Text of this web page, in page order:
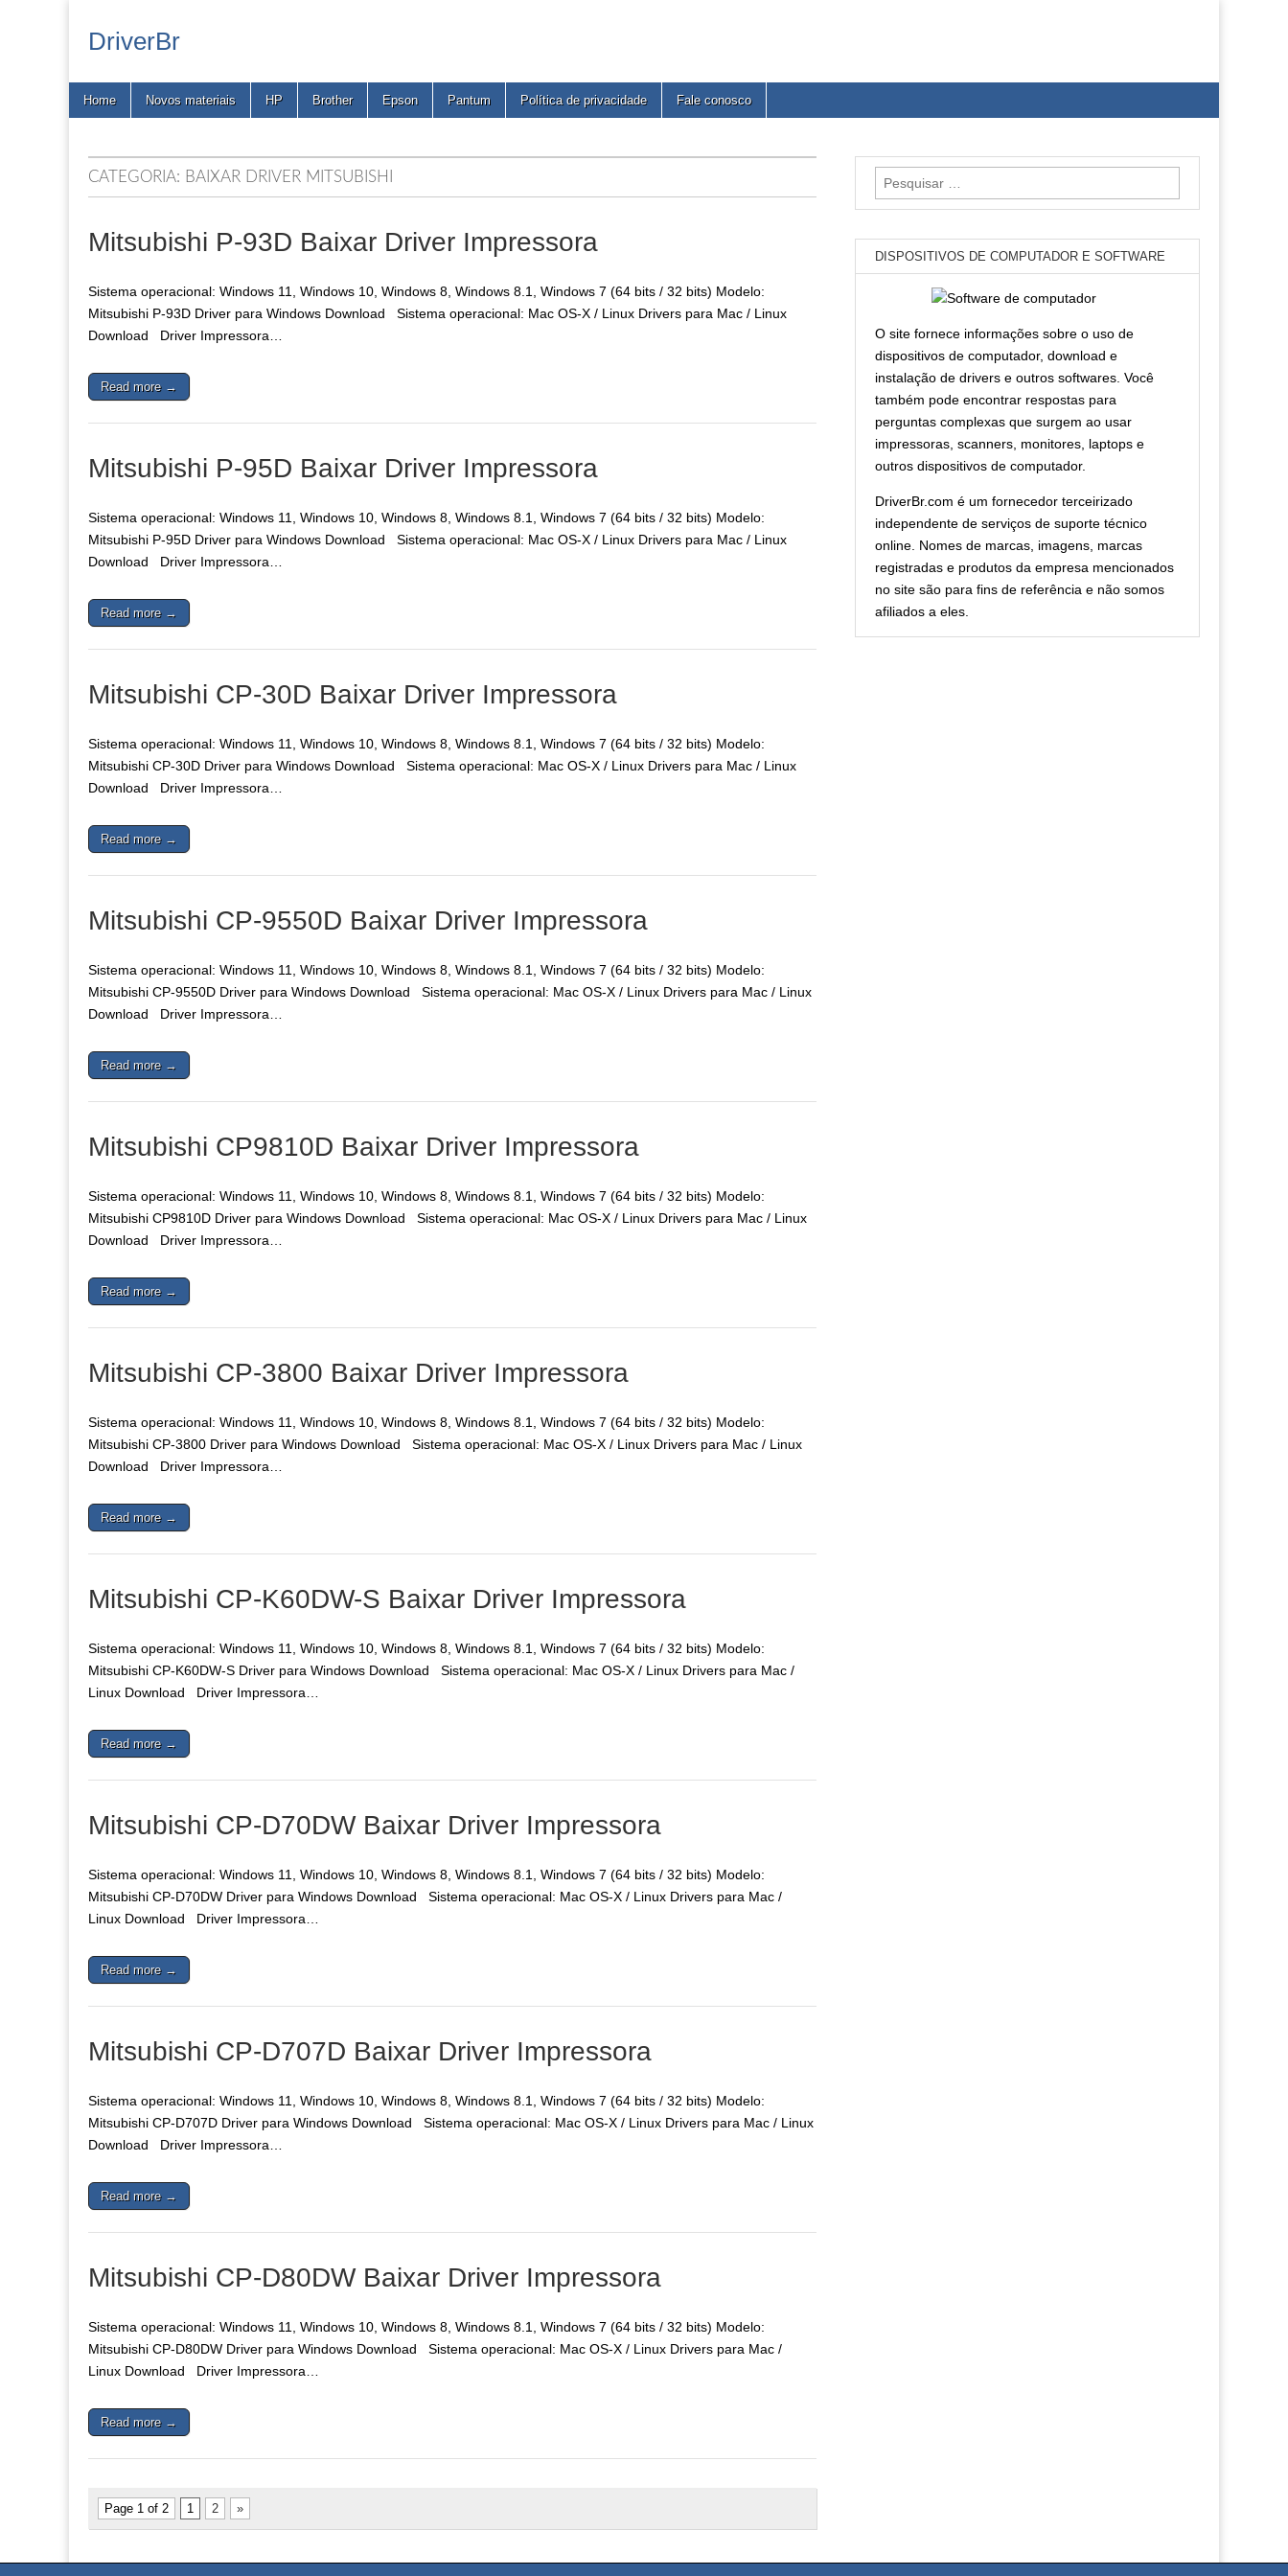
DriverBr
Main
Skip
Home Novos materiais HP Brother Epson Pantum Política de privacidade Fale conosco
CATEGORIA: BAIXAR DRIVER MITSUBISHI
Mitsubishi P-93D Baixar Driver Impressora
Sistema operacional: Windows 11, Windows 10, Windows 8, Windows 8.1, Windows 7 (64 bits / 32 bits) Modelo:
Mitsubishi P-93D Driver para Windows Download Sistema operacional: Mac OS-X / Linux Drivers para Mac / Linux
Download Driver Impressora…
Read more →
Mitsubishi P-95D Baixar Driver Impressora
Sistema operacional: Windows 11, Windows 10, Windows 8, Windows 8.1, Windows 7 (64 bits / 32 bits) Modelo:
Mitsubishi P-95D Driver para Windows Download Sistema operacional: Mac OS-X / Linux Drivers para Mac / Linux
Download Driver Impressora…
Read more →
Mitsubishi CP-30D Baixar Driver Impressora
Sistema operacional: Windows 11, Windows 10, Windows 8, Windows 8.1, Windows 7 (64 bits / 32 bits) Modelo:
Mitsubishi CP-30D Driver para Windows Download Sistema operacional: Mac OS-X / Linux Drivers para Mac / Linux
Download Driver Impressora…
Read more →
Mitsubishi CP-9550D Baixar Driver Impressora
Sistema operacional: Windows 11, Windows 10, Windows 8, Windows 8.1, Windows 7 (64 bits / 32 bits) Modelo:
Mitsubishi CP-9550D Driver para Windows Download Sistema operacional: Mac OS-X / Linux Drivers para Mac / Linux
Download Driver Impressora…
Read more →
Mitsubishi CP9810D Baixar Driver Impressora
Sistema operacional: Windows 11, Windows 10, Windows 8, Windows 8.1, Windows 7 (64 bits / 32 bits) Modelo:
Mitsubishi CP9810D Driver para Windows Download Sistema operacional: Mac OS-X / Linux Drivers para Mac / Linux
Download Driver Impressora…
Read more →
Mitsubishi CP-3800 Baixar Driver Impressora
Sistema operacional: Windows 11, Windows 10, Windows 8, Windows 8.1, Windows 7 (64 bits / 32 bits) Modelo:
Mitsubishi CP-3800 Driver para Windows Download Sistema operacional: Mac OS-X / Linux Drivers para Mac / Linux
Download Driver Impressora…
Read more →
Mitsubishi CP-K60DW-S Baixar Driver Impressora
Sistema operacional: Windows 11, Windows 10, Windows 8, Windows 8.1, Windows 7 (64 bits / 32 bits) Modelo:
Mitsubishi CP-K60DW-S Driver para Windows Download Sistema operacional: Mac OS-X / Linux Drivers para Mac /
Linux Download Driver Impressora…
Read more →
Mitsubishi CP-D70DW Baixar Driver Impressora
Sistema operacional: Windows 11, Windows 10, Windows 8, Windows 8.1, Windows 7 (64 bits / 32 bits) Modelo:
Mitsubishi CP-D70DW Driver para Windows Download Sistema operacional: Mac OS-X / Linux Drivers para Mac /
Linux Download Driver Impressora…
Read more →
Mitsubishi CP-D707D Baixar Driver Impressora
Sistema operacional: Windows 11, Windows 10, Windows 8, Windows 8.1, Windows 7 (64 bits / 32 bits) Modelo:
Mitsubishi CP-D707D Driver para Windows Download Sistema operacional: Mac OS-X / Linux Drivers para Mac / Linux
Download Driver Impressora…
Read more →
Mitsubishi CP-D80DW Baixar Driver Impressora
Sistema operacional: Windows 11, Windows 10, Windows 8, Windows 8.1, Windows 7 (64 bits / 32 bits) Modelo:
Mitsubishi CP-D80DW Driver para Windows Download Sistema operacional: Mac OS-X / Linux Drivers para Mac /
Linux Download Driver Impressora…
Read more →
Page 1 of 2 1 2 »
Pesquisar
por:
DISPOSITIVOS DE COMPUTADOR E SOFTWARE
O site fornece informações sobre o uso de
dispositivos de computador, download e
instalação de drivers e outros softwares. Você
também pode encontrar respostas para
perguntas complexas que surgem ao usar
impressoras, scanners, monitores, laptops e
outros dispositivos de computador.
DriverBr.com é um fornecedor terceirizado
independente de serviços de suporte técnico
online. Nomes de marcas, imagens, marcas
registradas e produtos da empresa mencionados
no site são para fins de referência e não somos
afiliados a eles.